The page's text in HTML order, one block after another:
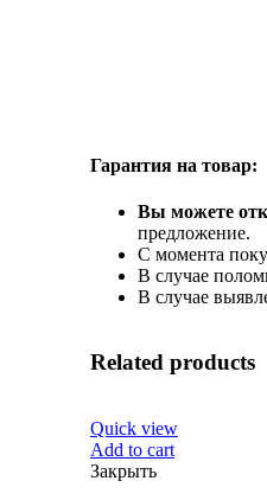
Гарантия на товар:
Вы можете
предложение.
С момента
В случае
В случае
Related products
Quick view
Add to cart
Закрыть